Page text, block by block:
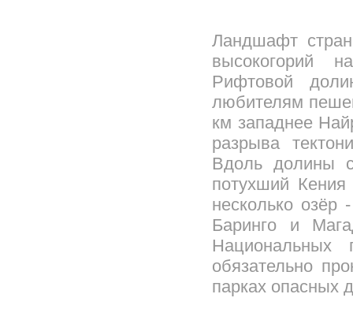
Ландшафт
высокогорий
Рифтовой
любителям
км западнее
разрыва
Вдоль долины
потухший
несколько
Баринго и
Национальных
обязательно
парках опасных